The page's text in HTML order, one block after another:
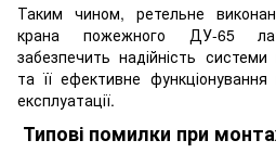
Таким чином, ретельне
крана пожежного ДУ-65
забезпечить надійність
та її ефективне
експлуатації.
Типові помилки при